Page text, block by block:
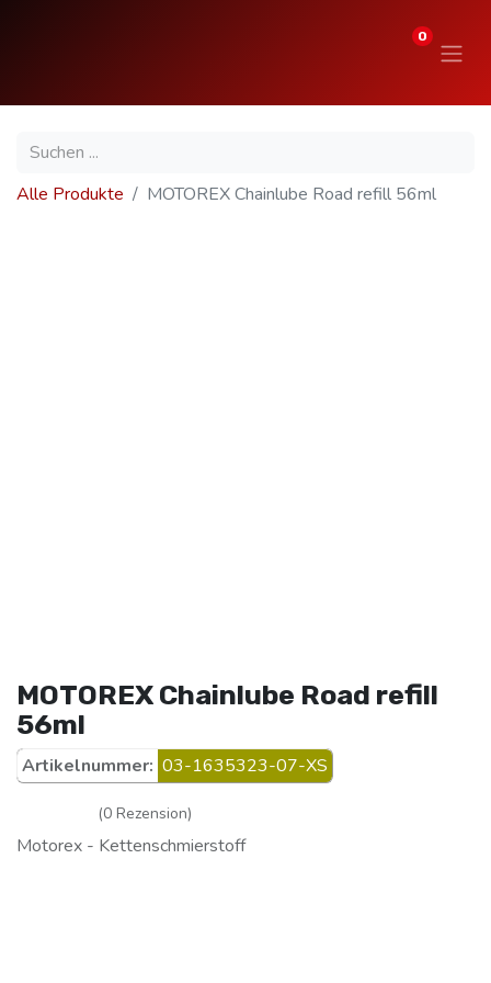
0
Alle Produkte MOTOREX Chainlube Road refill 56ml
MOTOREX Chainlube Road refill
56ml
Artikelnummer: 03-1635323-07-XS
(0 Rezension)
Motorex - Kettenschmierstoff